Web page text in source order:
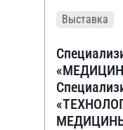
Выставка